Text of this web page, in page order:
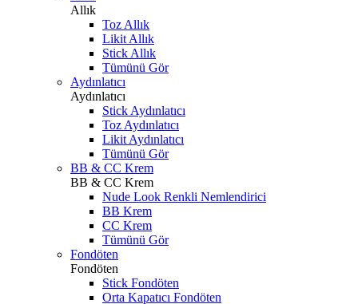
Allık
Toz Allık
Likit Allık
Stick Allık
Tümünü Gör
Aydınlatıcı
Aydınlatıcı
Stick Aydınlatıcı
Toz Aydınlatıcı
Likit Aydınlatıcı
Tümünü Gör
BB & CC Krem
BB & CC Krem
Nude Look Renkli Nemlendirici
BB Krem
CC Krem
Tümünü Gör
Fondöten
Fondöten
Stick Fondöten
Orta Kapatıcı Fondöten